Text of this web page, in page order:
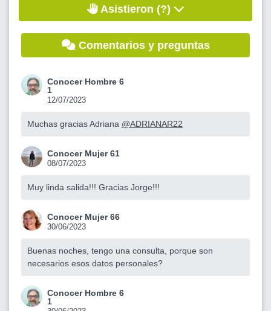
Asistieron (?)
Comentarios y preguntas
Conocer Hombre 6
1
12/07/2023
Muchas gracias Adriana @ADRIANAR22
Conocer Mujer 61
08/07/2023
Muy linda salida!!! Gracias Jorge!!!
Conocer Mujer 66
30/06/2023
Buenas noches, tengo una consulta, porque son
necesarios esos datos personales?
Conocer Hombre 6
1